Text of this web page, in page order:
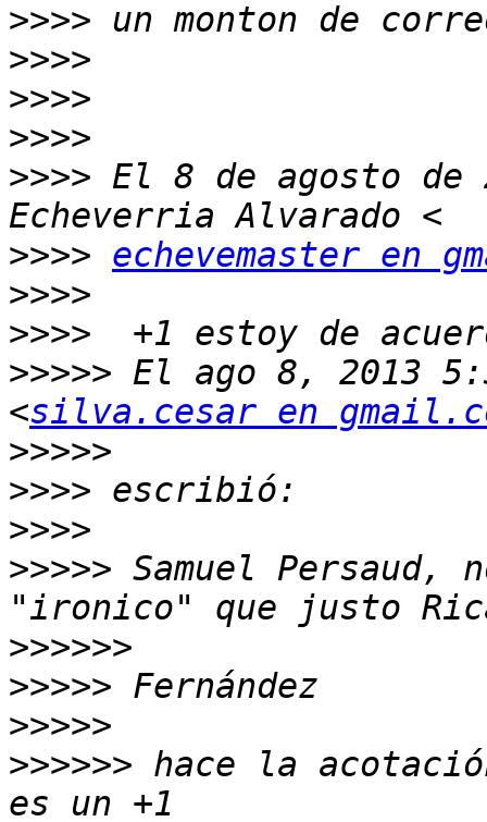
>>>>
>>>>
>>>>
>>>>
>>>> El 8 de agosto de
>>>> echevemaster en
>>>>
>>>>
>>>>> El ago 8, 2013
<silva.cesar en
>>>>>
>>>>
>>>>
>>>>> Samuel Persaud,
>>>>>>
>>>>>
>>>>>
>>>>>> hace la